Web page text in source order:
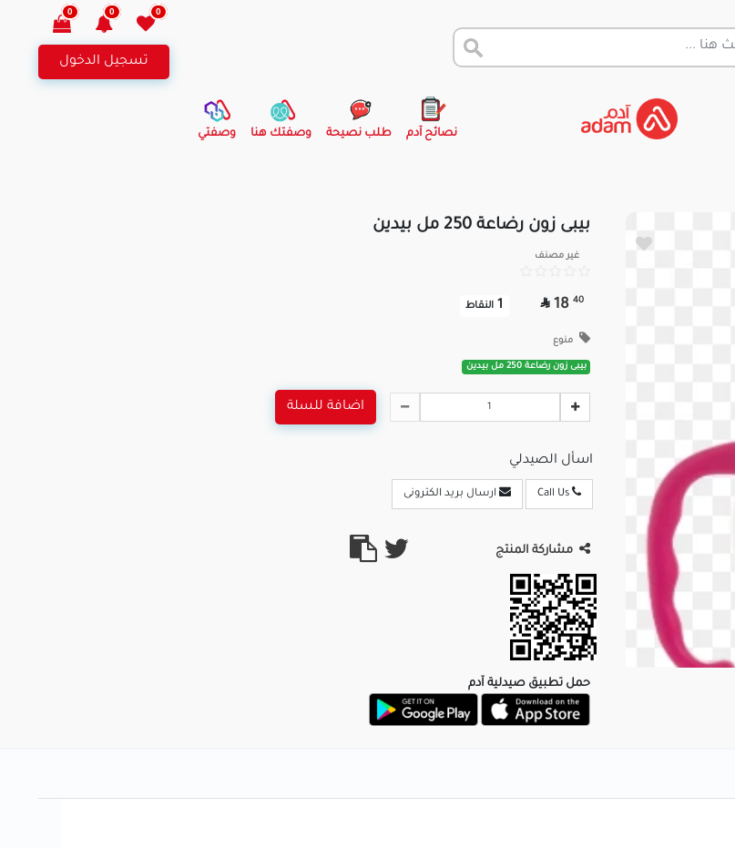
0
0
0
تسجيل الدخول
نصائح آدم طلب نصيحة وصفتك هنا وصفتي
بيبى زون رضاعة 250 مل بيدين
غير مصنف
40
18

1 النقاط
منوع
بيبى زون رضاعة 250 مل بيدين
اضافة للسلة
اسأل الصيدلي
Call Us ارسال بريد الكترونى
مشاركة المنتج
حمل تطبيق صيدلية آدم